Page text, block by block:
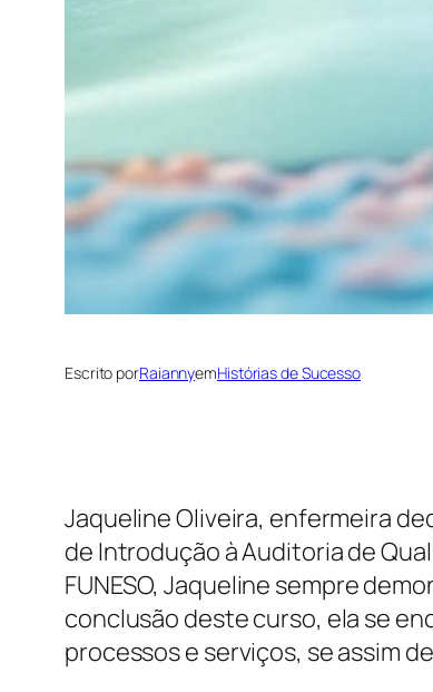
Escrito porRaiannyemHistórias de Sucesso
Jaqueline Oliveira, enfermeira
de Introdução à Auditoria de
FUNESO, Jaqueline sempre
conclusão deste curso, ela se
processos e serviços, se assim